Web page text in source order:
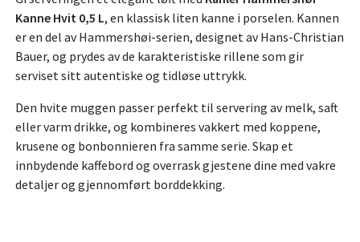
Kanne Hvit 0,5 L, en klassisk liten kanne i porselen. Kannen
er en del av Hammershøi-serien, designet av Hans-Christian
Bauer, og prydes av de karakteristiske rillene som gir
serviset sitt autentiske og tidløse uttrykk.
Den hvite muggen passer perfekt til servering av melk, saft
eller varm drikke, og kombineres vakkert med koppene,
krusene og bonbonnieren fra samme serie. Skap et
innbydende kaffebord og overrask gjestene dine med vakre
detaljer og gjennomført borddekking.